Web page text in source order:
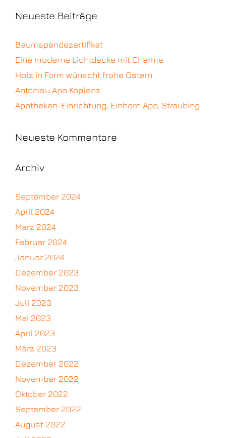
Neueste Beiträge
Baumspendezertifikat
Eine moderne Lichtdecke mit Charme
Holz in Form wünscht frohe Ostern
Antonisu Apo Koplenz
Apotheken-Einrichtung, Einhorn Apo, Straubing
Neueste Kommentare
Archiv
September 2024
April 2024
März 2024
Februar 2024
Januar 2024
Dezember 2023
November 2023
Juli 2023
Mai 2023
April 2023
März 2023
Dezember 2022
November 2022
Oktober 2022
September 2022
August 2022